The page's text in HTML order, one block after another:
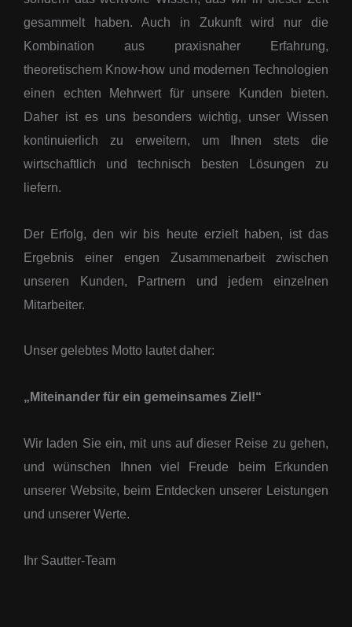
gesammelt haben. Auch in Zukunft wird nur die
Kombination aus praxisnaher Erfahrung,
theoretischem Know-how und modernen Technologien
einen echten Mehrwert für unsere Kunden bieten.
Daher ist es uns besonders wichtig, unser Wissen
kontinuierlich zu erweitern, um Ihnen stets die
wirtschaftlich und technisch besten Lösungen zu
liefern.
Der Erfolg, den wir bis heute erzielt haben, ist das
Ergebnis einer engen Zusammenarbeit zwischen
unseren Kunden, Partnern und jedem einzelnen
Mitarbeiter.
Unser gelebtes Motto lautet daher:
„Miteinander für ein gemeinsames Ziel!“
Wir laden Sie ein, mit uns auf dieser Reise zu gehen,
und wünschen Ihnen viel Freude beim Erkunden
unserer Website, beim Entdecken unserer Leistungen
und unserer Werte.
Ihr Sautter-Team